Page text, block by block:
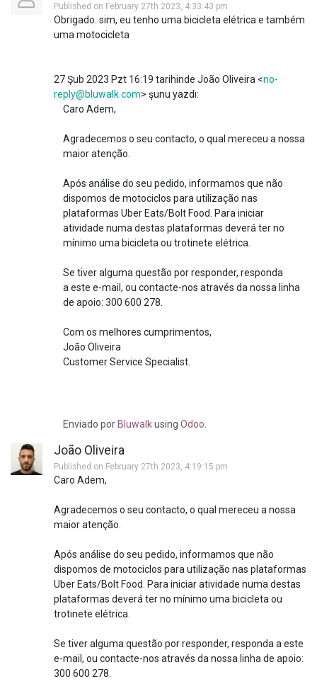
Published on February 27th 2023, 4:33:43 pm
Obrigado. sim, eu tenho uma bicicleta elétrica e também
uma motocicleta
27 Şub 2023 Pzt 16:19 tarihinde João Oliveira <no-
reply@bluwalk.com> şunu yazdı:
Caro Adem,
Agradecemos o seu contacto, o qual mereceu a nossa
maior atenção.
Após análise do seu pedido, informamos que não
dispomos de motociclos para utilização nas
plataformas Uber Eats/Bolt Food. Para iniciar
atividade numa destas plataformas deverá ter no
mínimo uma bicicleta ou trotinete elétrica.
Se tiver alguma questão por responder, responda
a este e-mail, ou contacte-nos através da nossa linha
de apoio: 300 600 278.
Com os melhores cumprimentos,
João Oliveira
Customer Service Specialist.
Enviadopor Bluwalk usingOdoo
João Oliveira
Published on February 27th 2023, 4:19:15 pm
Caro Adem,
Agradecemos o seu contacto, o qual mereceu a nossa
maior atenção.
Após análise do seu pedido, informamos que não
dispomos de motociclos para utilização nas plataformas
Uber Eats/Bolt Food. Para iniciar atividade numa destas
plataformas deverá ter no mínimo uma bicicleta ou
trotinete elétrica.
Se tiver alguma questão por responder, responda a este
e-mail, ou contacte-nos através da nossa linha de apoio:
300 600 278.